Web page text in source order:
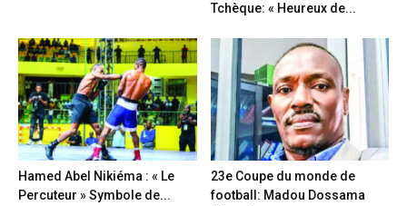
Tchèque: « Heureux de...
Hamed Abel Nikiéma : « Le
Percuteur » Symbole de...
23e Coupe du monde de
football: Madou Dossama